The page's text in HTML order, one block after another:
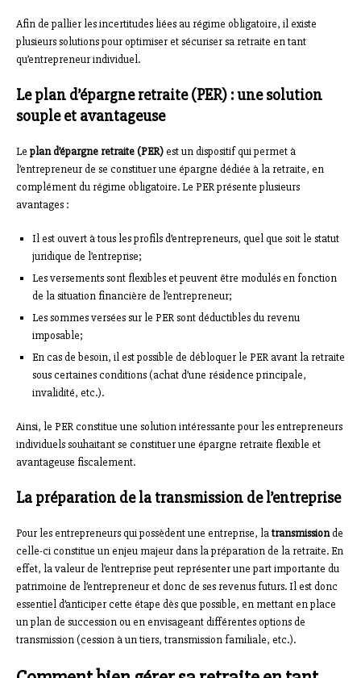
Afin de pallier les incertitudes liées au régime obligatoire, il existe
plusieurs solutions pour optimiser et sécuriser sa retraite en tant
qu’entrepreneur individuel.
Le plan d’épargne retraite (PER) : une solution
souple et avantageuse
Le plan d’épargne retraite (PER)est un dispositif qui permet à
l’entrepreneur de se constituer une épargne dédiée à la retraite, en
complément du régime obligatoire. Le PER présente plusieurs
avantages :
Il est ouvert à tous les profils d’entrepreneurs, quel que soit le statut
juridique de l’entreprise;
Les versements sont flexibles et peuvent être modulés en fonction
de la situation financière de l’entrepreneur;
Les sommes versées sur le PER sont déductibles du revenu
imposable;
En cas de besoin, il est possible de débloquer le PER avant la retraite
sous certaines conditions (achat d’une résidence principale,
invalidité, etc.).
Ainsi, le PER constitue une solution intéressante pour les entrepreneurs
individuels souhaitant se constituer une épargne retraite flexible et
avantageuse fiscalement.
La préparation de la transmission de l’entreprise
Pour les entrepreneurs qui possèdent une entreprise, latransmissionde
celle-ci constitue un enjeu majeur dans la préparation de la retraite. En
effet, la valeur de l’entreprise peut représenter une part importante du
patrimoine de l’entrepreneur et donc de ses revenus futurs. Il est donc
essentiel d’anticiper cette étape dès que possible, en mettant en place
un plan de succession ou en envisageant différentes options de
transmission (cession à un tiers, transmission familiale, etc.).